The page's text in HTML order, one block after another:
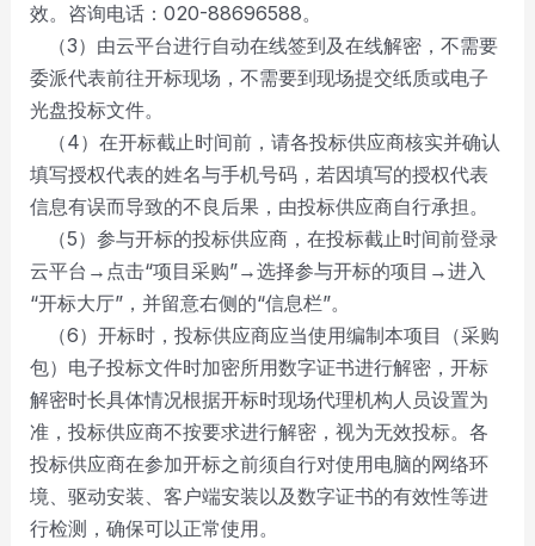
效。咨询电话：020-88696588。
（3）由云平台进行自动在线签到及在线解密，不需要
委派代表前往开标现场，不需要到现场提交纸质或电子
光盘投标文件。
（4）在开标截止时间前，请各投标供应商核实并确认
填写授权代表的姓名与手机号码，若因填写的授权代表
信息有误而导致的不良后果，由投标供应商自行承担。
（5）参与开标的投标供应商，在投标截止时间前登录
云平台→点击“项目采购”→选择参与开标的项目→进入
“开标大厅”，并留意右侧的“信息栏”。
（6）开标时，投标供应商应当使用编制本项目（采购
包）电子投标文件时加密所用数字证书进行解密，开标
解密时长具体情况根据开标时现场代理机构人员设置为
准，投标供应商不按要求进行解密，视为无效投标。各
投标供应商在参加开标之前须自行对使用电脑的网络环
境、驱动安装、客户端安装以及数字证书的有效性等进
行检测，确保可以正常使用。